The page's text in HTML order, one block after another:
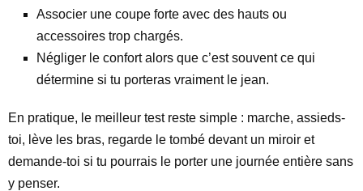
Associer une coupe forte avec des hauts ou
accessoires trop chargés.
Négliger le confort alors que c’est souvent ce qui
détermine si tu porteras vraiment le jean.
En pratique, le meilleur test reste simple : marche, assieds-
toi, lève les bras, regarde le tombé devant un miroir et
demande-toi si tu pourrais le porter une journée entière sans
y penser.